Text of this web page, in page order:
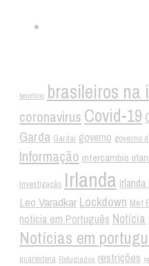
benefício brasileiros na
coronavirus Covid-19
Garda Gardaí governo governo
Informação intercambio
Investigação Irlanda
Leo Varadkar Lockdown Met
noticia em Português Notícia
Notícias em
quarentena Refugiados restrições